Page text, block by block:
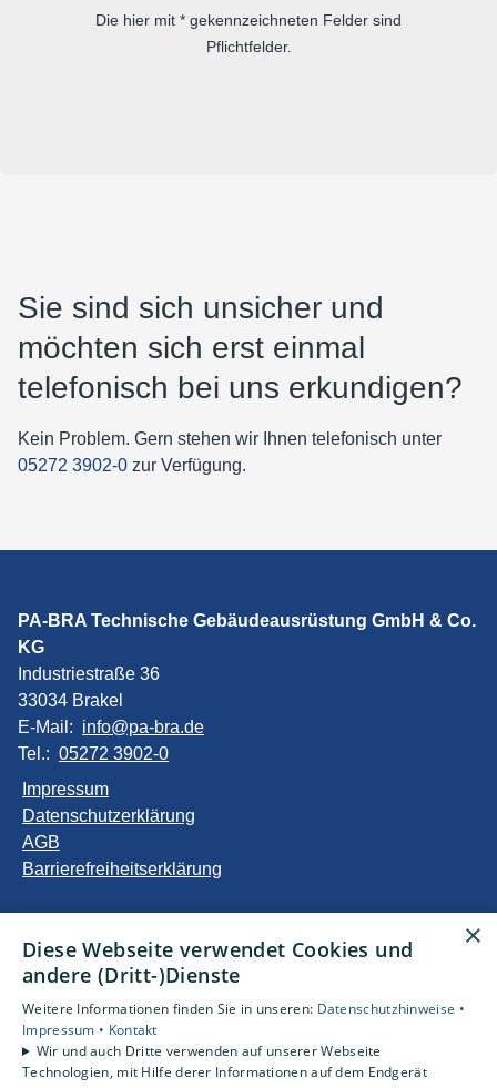
Die hier mit * gekennzeichneten Felder sind
Pflichtfelder.
Sie sind sich unsicher und
möchten sich erst einmal
telefonisch bei uns erkundigen?
Kein Problem. Gern stehen wir Ihnen telefonisch unter
05272 3902-0 zur Verfügung.
PA-BRA Technische Gebäudeausrüstung GmbH & Co.
KG
Industriestraße 36
33034 Brakel
E-Mail: info@pa-bra.de
Tel.: 05272 3902-0
Impressum
Datenschutzerklärung
AGB
Barrierefreiheitserklärung
Privatkunden
Gewerbekunden
Karriere
Unternehmen
Kontakt
×
Diese Webseite verwendet Cookies und
andere (Dritt-)Dienste
Weitere Informationen finden Sie in unseren: Datenschutzhinweise •
Impressum • Kontakt
Wir und auch Dritte verwenden auf unserer Webseite
Technologien, mit Hilfe derer Informationen auf dem Endgerät